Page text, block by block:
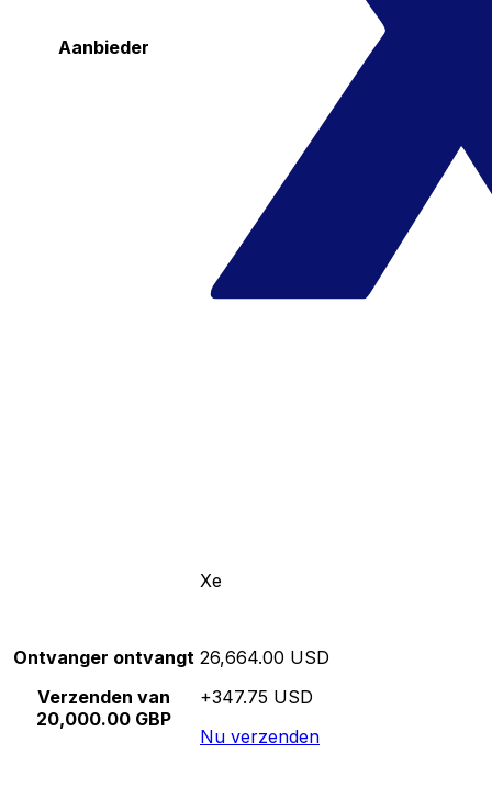
Aanbieder
Xe
Ontvanger ontvangt
Verzenden van
20,000.00 GBP
26,664.00 USD
+347.75 USD
Nu verzenden